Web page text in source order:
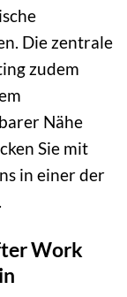
Die zentrale
zudem
Nähe
Sie mit
in einer der
Work